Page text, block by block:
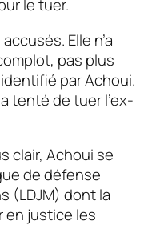
le tuer.
Elle n’a
pas plus
par Achoui.
tenté de tuer l’ex-
clair, Achoui se
de défense
(LDJM) dont la
en justice les